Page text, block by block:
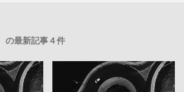
の最新記事４件